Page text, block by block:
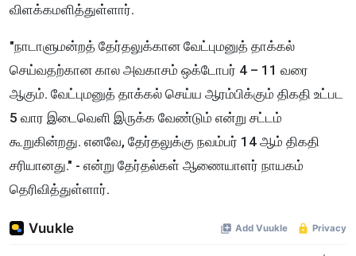
விளக்கமளித்துள்ளார்.
"நாடாளுமன்றத் தேர்தலுக்கான வேட்புமனுத் தாக்கல்
செய்வதற்கான கால அவகாசம் ஒக்டோபர் 4 – 11 வரை
ஆகும். வேட்புமனுத் தாக்கல் செய்ய ஆரம்பிக்கும் திகதி உட்பட
5 வார இடைவெளி இருக்க வேண்டும் என்று சட்டம்
கூறுகின்றது. எனவே, தேர்தலுக்கு நவம்பர் 14 ஆம் திகதி
சரியானது." - என்று தேர்தல்கள் ஆணையாளர் நாயகம்
தெரிவித்துள்ளார்.